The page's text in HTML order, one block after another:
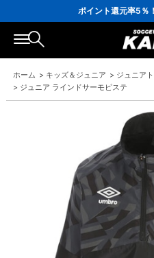
ポイント還元率5％
会員の方にはお誕生月に「10
16,000円(税込)以上でシ
3,300円(税込)
ホーム > キッズ＆ジュニア > ジュニア
> ジュニア ラインドサーモピステ